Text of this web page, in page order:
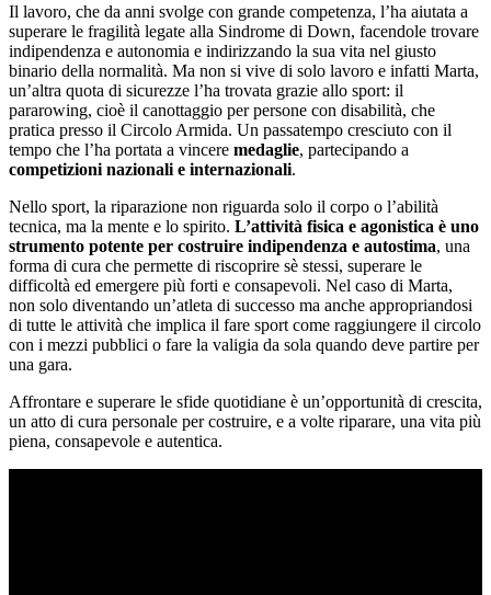
Il lavoro, che da anni svolge con grande competenza, l’ha aiutata a
superare le fragilità legate alla Sindrome di Down, facendole trovare
indipendenza e autonomia e indirizzando la sua vita nel giusto
binario della normalità. Ma non si vive di solo lavoro e infatti Marta,
un’altra quota di sicurezze l’ha trovata grazie allo sport: il
pararowing, cioè il canottaggio per persone con disabilità, che
pratica presso il Circolo Armida. Un passatempo cresciuto con il
tempo che l’ha portata a vincere medaglie, partecipando a
competizioni nazionali e internazionali.
Nello sport, la riparazione non riguarda solo il corpo o l’abilità
tecnica, ma la mente e lo spirito. L’attività fisica e agonistica è uno
strumento potente per costruire indipendenza e autostima, una
forma di cura che permette di riscoprire sè stessi, superare le
difficoltà ed emergere più forti e consapevoli. Nel caso di Marta,
non solo diventando un’atleta di successo ma anche appropriandosi
di tutte le attività che implica il fare sport come raggiungere il circolo
con i mezzi pubblici o fare la valigia da sola quando deve partire per
una gara.
Affrontare e superare le sfide quotidiane è un’opportunità di crescita,
un atto di cura personale per costruire, e a volte riparare, una vita più
piena, consapevole e autentica.